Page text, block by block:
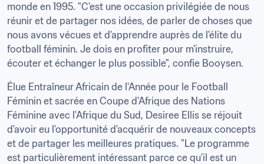
monde en 1995. "C'est une occasion privilégiée de nous
réunir et de partager nos idées, de parler de choses que
nous avons vécues et d'apprendre auprès de l'élite du
football féminin. Je dois en profiter pour m'instruire,
écouter et échanger le plus possible", confie Booysen.
Élue Entraîneur Africain de l'Année pour le Football
Féminin et sacrée en Coupe d'Afrique des Nations
Féminine avec l'Afrique du Sud, Desiree Ellis se réjouit
d'avoir eu l'opportunité d'acquérir de nouveaux concepts
et de partager les meilleures pratiques. "Le programme
est particulièrement intéressant parce ce qu'il est un